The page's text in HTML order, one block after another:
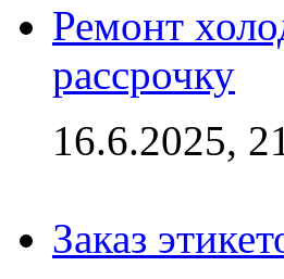
Ремонт
рассрочку
16.6.2025,
Заказ